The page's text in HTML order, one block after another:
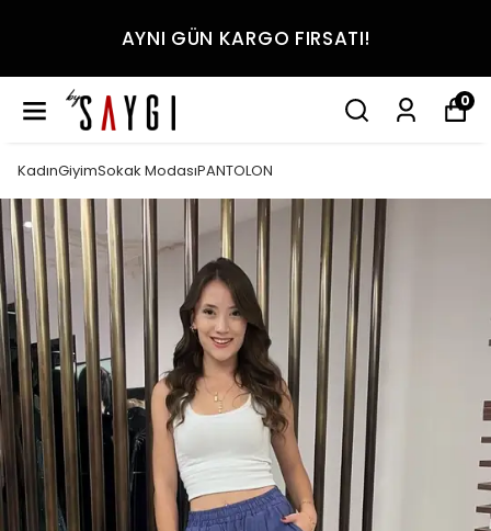
AYNI GÜN KARGO FIRSATI!
0
KadınGiyimSokak ModasıPANTOLON